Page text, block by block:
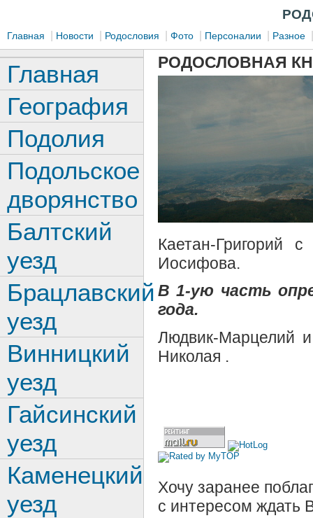
Главная Новости Родословия Фото Персоналии Разное
РОДОСЛОВНАЯ
Каетан-Григорий
Иосифова.
В 1-ую часть
года.
Людвик-Марцелий
Николая .
Хочу заранее
с интересом ждать
Главная
География
Подолия
Подольское
дворянство
Балтский
уезд
Брацлавский
уезд
Винницкий
уезд
Гайсинский
уезд
Каменецкий
уезд